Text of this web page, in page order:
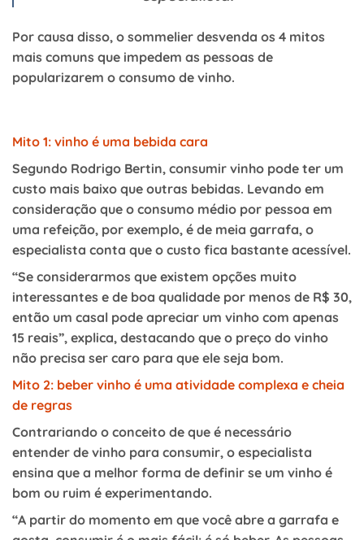
Por causa disso, o sommelier desvenda os 4 mitos
mais comuns que impedem as pessoas de
popularizarem o consumo de vinho.
Mito 1: vinho é uma bebida cara
Segundo Rodrigo Bertin, consumir vinho pode ter um
custo mais baixo que outras bebidas. Levando em
consideração que o consumo médio por pessoa em
uma refeição, por exemplo, é de meia garrafa, o
especialista conta que o custo fica bastante acessível.
“Se considerarmos que existem opções muito
interessantes e de boa qualidade por menos de R$ 30,
então um casal pode apreciar um vinho com apenas
15 reais”, explica, destacando que o preço do vinho
não precisa ser caro para que ele seja bom.
Mito 2: beber vinho é uma atividade complexa e cheia
de regras
Contrariando o conceito de que é necessário
entender de vinho para consumir, o especialista
ensina que a melhor forma de definir se um vinho é
bom ou ruim é experimentando.
“A partir do momento em que você abre a garrafa e